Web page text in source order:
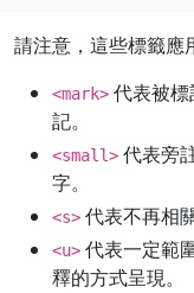
請注意，這些標籤應
<mark> 代表被
記。
<small> 代表旁
字。
<s> 代表不再相
<u> 代表一定範
釋的方式呈現。